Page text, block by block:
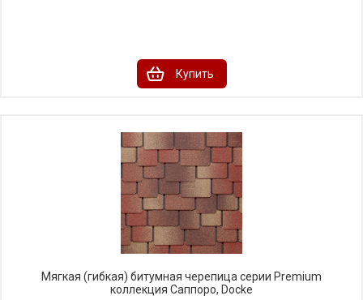
Купить
Мягкая (гибкая) битумная черепица серии Premium
коллекция Саппоро, Docke